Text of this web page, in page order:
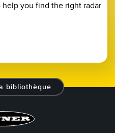
you find the right radar
bibliothèque